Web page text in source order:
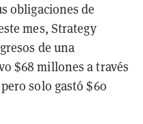
obligaciones de
mes, Strategy
de una
$68 millones a través
solo gastó $60